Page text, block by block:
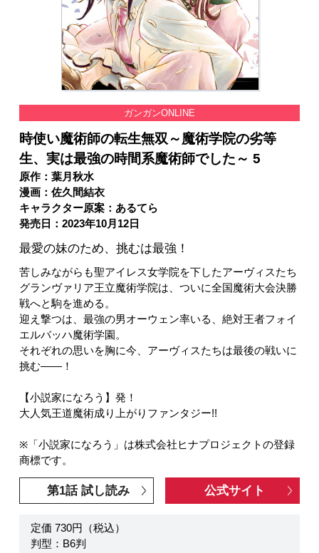
ガンガンONLINE
時使い魔術師の転生無双～魔術学院の劣等
生、実は最強の時間系魔術師でした～ 5
原作：葉月秋水
漫画：佐久間結衣
キャラクター原案：あるてら
発売日：2023年10月12日
最愛の妹のため、挑むは最強！
苦しみながらも聖アイレス女学院を下したアーヴィスたち
グランヴァリア王立魔術学院は、ついに全国魔術大会決勝
戦へと駒を進める。
迎え撃つは、最強の男オーウェン率いる、絶対王者フォイ
エルバッハ魔術学園。
それぞれの思いを胸に今、アーヴィスたちは最後の戦いに
挑む――！
【小説家になろう】発！
大人気王道魔術成り上がりファンタジー!!
※「小説家になろう」は株式会社ヒナプロジェクトの登録
商標です。
第1話 試し読み 公式サイト
定価 730円（税込）
判型：B6判